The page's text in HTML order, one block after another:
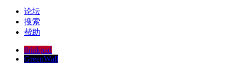
论坛
搜索
帮助
thinkpad
GreenWall